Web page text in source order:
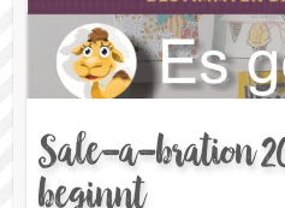
Sale-a-bration
beginnt